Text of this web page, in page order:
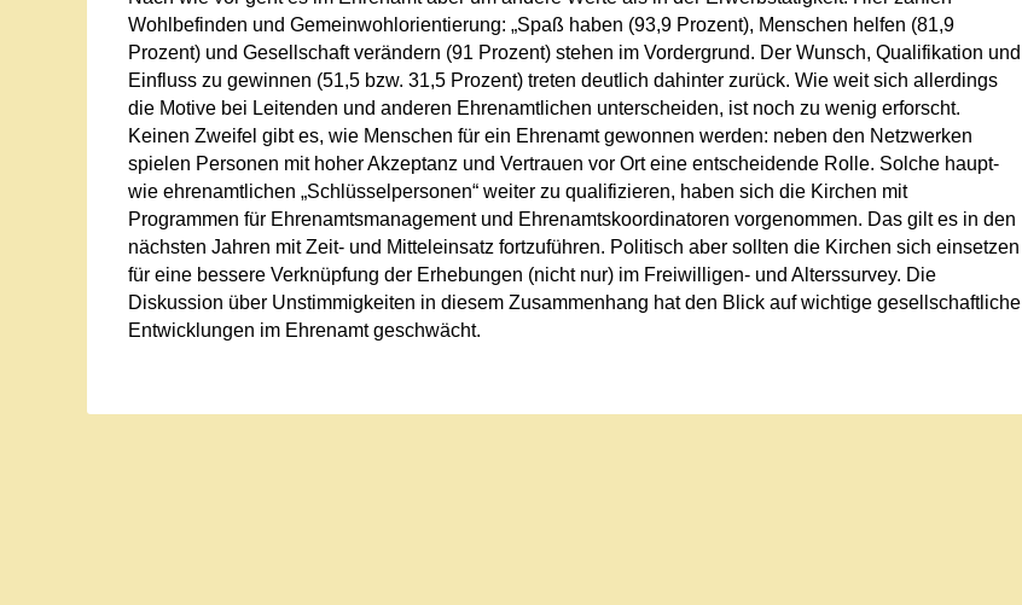
Wohlbefinden und Gemeinwohlorientierung: „Spaß haben (93,9 Prozent), Menschen helfen (81,9
Prozent) und Gesellschaft verändern (91 Prozent) stehen im Vordergrund. Der Wunsch, Qualifikation und
Einfluss zu gewinnen (51,5 bzw. 31,5 Prozent) treten deutlich dahinter zurück. Wie weit sich allerdings
die Motive bei Leitenden und anderen Ehrenamtlichen unterscheiden, ist noch zu wenig erforscht.
Keinen Zweifel gibt es, wie Menschen für ein Ehrenamt gewonnen werden: neben den Netzwerken
spielen Personen mit hoher Akzeptanz und Vertrauen vor Ort eine entscheidende Rolle. Solche haupt-
wie ehrenamtlichen „Schlüsselpersonen“ weiter zu qualifizieren, haben sich die Kirchen mit
Programmen für Ehrenamtsmanagement und Ehrenamtskoordinatoren vorgenommen. Das gilt es in den
nächsten Jahren mit Zeit- und Mitteleinsatz fortzuführen. Politisch aber sollten die Kirchen sich einsetzen
für eine bessere Verknüpfung der Erhebungen (nicht nur) im Freiwilligen- und Alterssurvey. Die
Diskussion über Unstimmigkeiten in diesem Zusammenhang hat den Blick auf wichtige gesellschaftliche
Entwicklungen im Ehrenamt geschwächt.